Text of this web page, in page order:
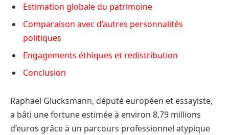
Estimation globale du patrimoine
Comparaison avec d’autres personnalités
politiques
Engagements éthiques et redistribution
Conclusion
Raphaël Glucksmann, député européen et essayiste,
a bâti une fortune estimée à environ 8,79 millions
d’euros grâce à un parcours professionnel atypique